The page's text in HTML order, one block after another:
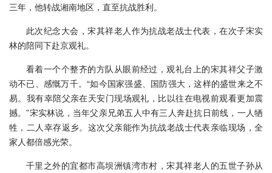
三年，他转战湘南地区，直至抗战胜利。
此次纪念大会，宋其祥老人作为抗战老战士代表，在次子宋实
林的陪同下赴京观礼。
看着一个个整齐的方队从眼前经过，观礼台上的宋其祥父子激
动不已、感慨万千。“如今国家强盛、国防强大，这样的盛世来之不
易。我有幸陪父亲在天安门现场观礼，比以往在电视前观看更加震
撼。”宋实林说，当年父亲兄弟五人中有三人奔赴抗日前线，一人牺
牲，二人幸存返乡。这次父亲能作为抗战老战士代表亲临现场，全
家人都倍感光荣。
千里之外的宜都市高坝洲镇湾市村，宋其祥老人的五世子孙从